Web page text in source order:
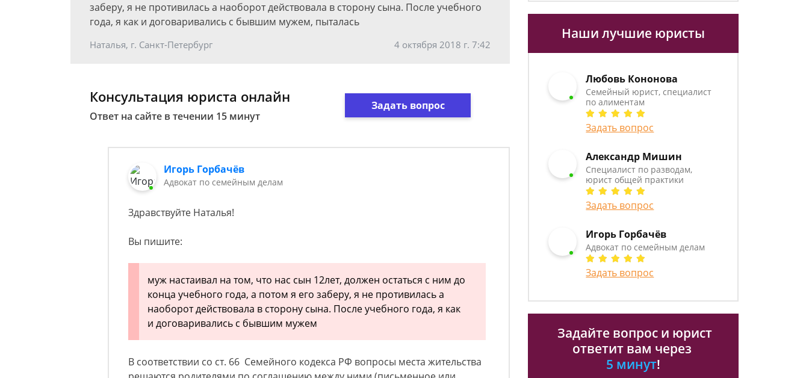
заберу, я не противилась а наоборот действовала в сторону сына. После учебного
года, я как и договаривались с бывшим мужем, пыталась
Наталья, г. Санкт-Петербург 4 октября 2018 г. 7:42
Консультация юриста онлайн
Ответ на сайте в течении 15 минут
Задать вопрос
Игорь Горбачёв
Адвокат по семейным делам
Здравствуйте Наталья!
Вы пишите:
муж настаивал на том, что нас сын 12лет, должен остаться с ним до
конца учебного года, а потом я его заберу, я не противилась а
наоборот действовала в сторону сына. После учебного года, я как
и договаривались с бывшим мужем
В соответствии со ст. 66 Семейного кодекса РФ вопросы места жительства
Наши лучшие юристы
Любовь Кононова
Семейный юрист, специалист
по алиментам
Задать вопрос
Александр Мишин
Специалист по разводам,
юрист общей практики
Задать вопрос
Игорь Горбачёв
Адвокат по семейным делам
Задать вопрос
Задайте вопрос и юрист
ответит вам через
5 минут!